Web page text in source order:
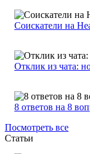
Соискатели на
Отклик из чата:
8 ответов на 8
Посмотреть все
Статьи